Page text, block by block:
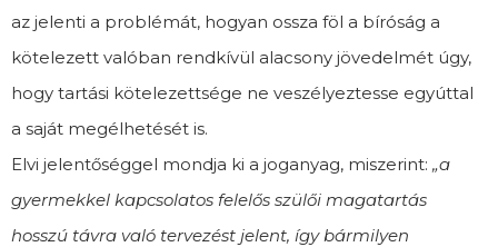
az jelenti a problémát, hogyan ossza föl a bíróság a
kötelezett valóban rendkívül alacsony jövedelmét úgy,
hogy tartási kötelezettsége ne veszélyeztesse egyúttal
a saját megélhetését is.
Elvi jelentőséggel mondja ki a joganyag, miszerint: „a
gyermekkel kapcsolatos felelős szülői magatartás
hosszú távra való tervezést jelent, így bármilyen